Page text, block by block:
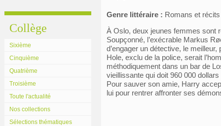
Collège
Sixième
Cinquième
Quatrième
Troisième
Toute l'actualité
Nos collections
Sélections thématiques
Genre littéraire : Romans et récits
À Oslo, deux jeunes femmes sont
Soupçonné, l’exécrable Markus
d’engager un détective, le meilleur,
Hole, exclu de la police, serait
méthodiquement dans un bar de
vieillissante qui doit 960 000
Pour sauver son amie, Harry
lui pour rentrer affronter ses